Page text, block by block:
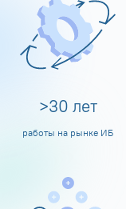
>30 лет
работы на рынке ИБ